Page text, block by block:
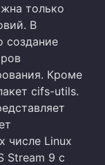
только
В
создание
Кроме
cifs-utils.
числе Linux
Stream 9 с